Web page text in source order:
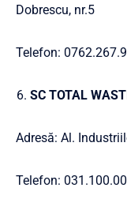
Dobrescu, nr.5
Telefon:
SC TOTAL
Adresă: Al.
Telefon: